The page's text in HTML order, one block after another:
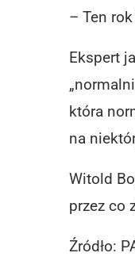
– Ten
Ekspert
która
na
Witold
przez co
Źródło: